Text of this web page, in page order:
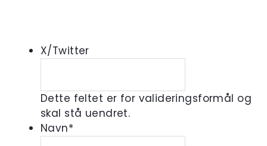
X/Twitter
Dette feltet er for valideringsformål og
skal stå uendret.
Navn*